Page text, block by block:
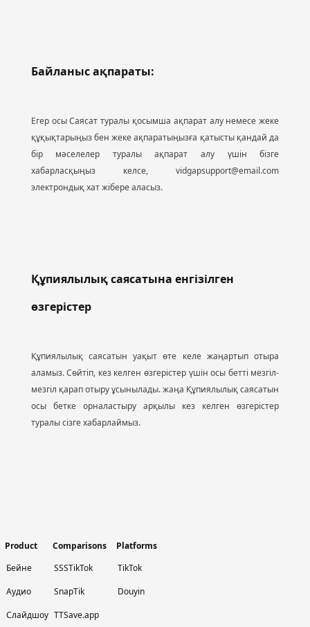
Байланыс ақпараты:
Егер осы Саясат туралы қосымша ақпарат алу немесе жеке
құқықтарыңыз бен жеке ақпаратыңызға қатысты қандай да
бір мәселелер туралы ақпарат алу үшін бізге
хабарласқыңыз келсе,vidgapsupport@email.com
электрондық хат жібере аласыз.
Құпиялылық саясатына енгізілген
өзгерістер
Құпиялылық саясатын уақыт өте келе жаңартып отыра
аламыз. Сөйтіп, кез келген өзгерістер үшін осы бетті мезгіл-
мезгіл қарап отыру ұсынылады. жаңа Құпиялылық саясатын
осы бетке орналастыру арқылы кез келген өзгерістер
туралы сізге хабарлаймыз.
Product
Бейне
Аудио
Слайдшоу
Comparisons
SSSTikTok
SnapTik
TTSave.app
Platforms
TikTok
Douyin